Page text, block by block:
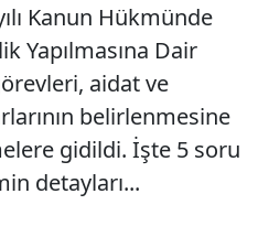
Kanun Hükmünde
Yapılmasına Dair
aidat ve
belirlenmesine
gidildi. İşte 5 soru
detayları...